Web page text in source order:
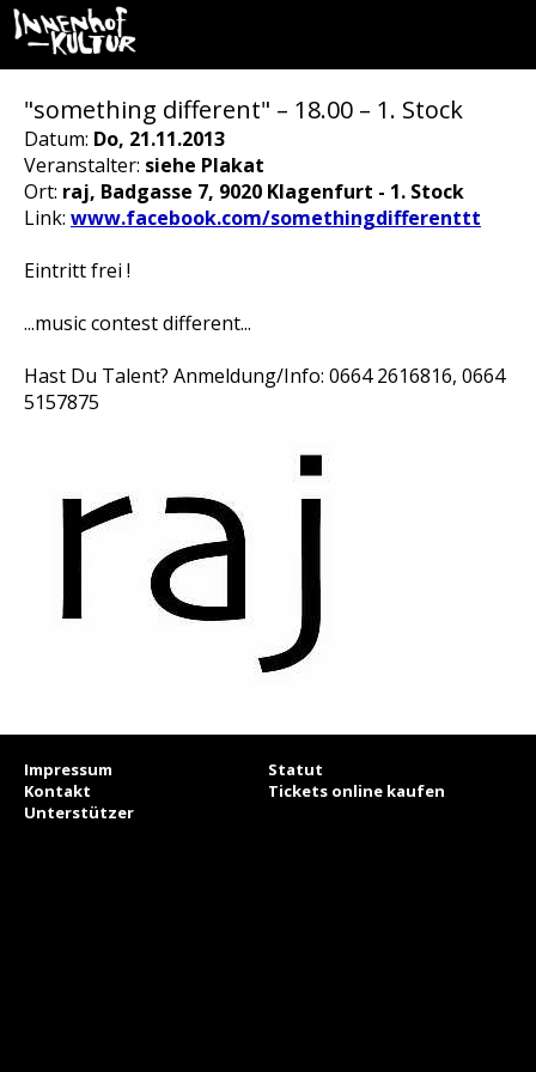
"something different" – 18.00 – 1. Stock
Datum: Do, 21.11.2013
Veranstalter: siehe Plakat
Ort: raj, Badgasse 7, 9020 Klagenfurt - 1. Stock
Link: www.facebook.com/somethingdifferenttt
Eintritt frei !
...music contest different...
Hast Du Talent? Anmeldung/Info: 0664 2616816, 0664
5157875
Impressum
Statut
Kontakt
Tickets online kaufen
Unterstützer